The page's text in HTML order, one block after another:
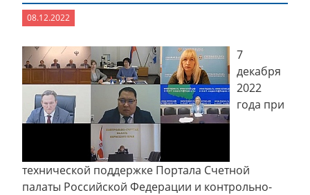
08.12.2022
7
декабря
2022
года при
технической поддержке Портала Счетной
палаты Российской Федерации и контрольно-